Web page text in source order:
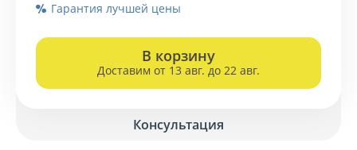
Гарантия лучшей цены
В корзину
Доставим от 13 авг. до 22 авг.
Консультация